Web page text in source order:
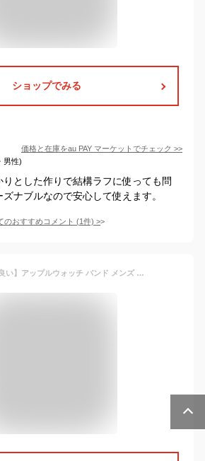
ショップでみる
価格と在庫をau PAY マーケット でチェック >>
男性)
とした作りで結構ラフに使っても問
ナブルなので安心して使えます。
のおすすめコメント (1件) >
【ゴツめが格好良い】アップルウォッチ バンド メンズ ケース 一体型 ステンレス ベルト 高級 ブランド ブラック シルバー ギフト プレゼント apple watch 44mm 45mm 49mm おしゃれ かっこいい ウルトラ ソリッド 鎧 ヨロイ